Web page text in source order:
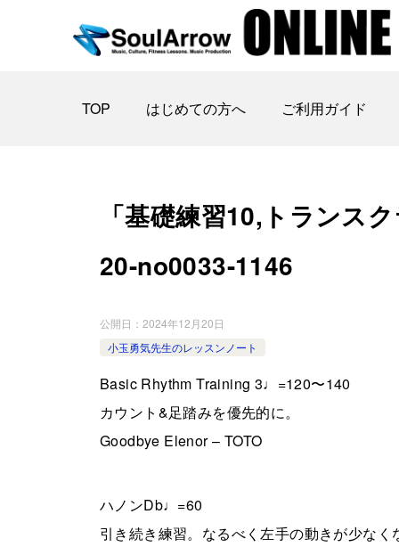
TOP はじめての方へ ご利用ガイド
「基礎練習10,トランス
20-no0033-1146
公開日： 2024年12月20日
小玉勇気先生のレッスンノート
Basic Rhythm Training 3♩=120〜140
カウント&足踏みを優先的に。
Goodbye Elenor – TOTO
ハノンDb♩=60
引き続き練習。なるべく左手の動きが少な